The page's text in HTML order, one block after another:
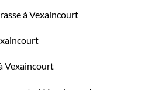
à Vexaincourt
Vexaincourt